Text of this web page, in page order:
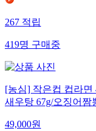
267적립
419명구매중
[농심] 작은컵 컵라면
새우탕 67g/오징어짬
49,000원